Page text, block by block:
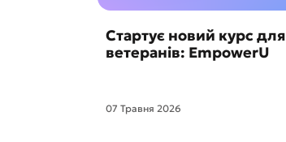
Стартує новий курс для
ветеранів: EmpowerU
07 Травня 2026